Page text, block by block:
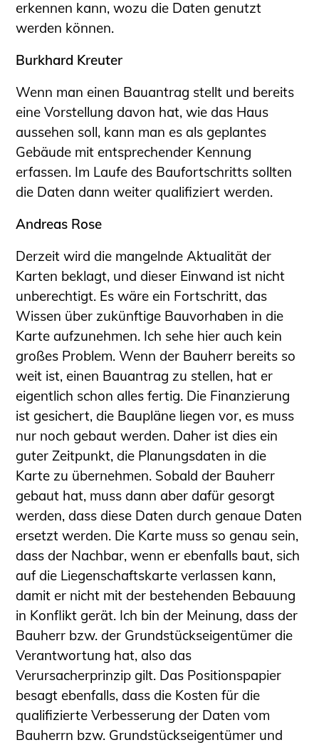
erkennen kann, wozu die Daten genutzt
werden können.
Burkhard Kreuter
Wenn man einen Bauantrag stellt und bereits
eine Vorstellung davon hat, wie das Haus
aussehen soll, kann man es als geplantes
Gebäude mit entsprechender Kennung
erfassen. Im Laufe des Baufortschritts sollten
die Daten dann weiter qualifiziert werden.
Andreas Rose
Derzeit wird die mangelnde Aktualität der
Karten beklagt, und dieser Einwand ist nicht
unberechtigt. Es wäre ein Fortschritt, das
Wissen über zukünftige Bauvorhaben in die
Karte aufzunehmen. Ich sehe hier auch kein
großes Problem. Wenn der Bauherr bereits so
weit ist, einen Bauantrag zu stellen, hat er
eigentlich schon alles fertig. Die Finanzierung
ist gesichert, die Baupläne liegen vor, es muss
nur noch gebaut werden. Daher ist dies ein
guter Zeitpunkt, die Planungsdaten in die
Karte zu übernehmen. Sobald der Bauherr
gebaut hat, muss dann aber dafür gesorgt
werden, dass diese Daten durch genaue Daten
ersetzt werden. Die Karte muss so genau sein,
dass der Nachbar, wenn er ebenfalls baut, sich
auf die Liegenschaftskarte verlassen kann,
damit er nicht mit der bestehenden Bebauung
in Konflikt gerät. Ich bin der Meinung, dass der
Bauherr bzw. der Grundstückseigentümer die
Verantwortung hat, also das
Verursacherprinzip gilt. Das Positionspapier
besagt ebenfalls, dass die Kosten für die
qualifizierte Verbesserung der Daten vom
Bauherrn bzw. Grundstückseigentümer und